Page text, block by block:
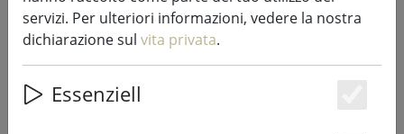
Denmark Coriandoli verde lime
servizi. Per ulteriori informazioni, vedere la nostra
dichiarazione sul vita privata.
Essenziell